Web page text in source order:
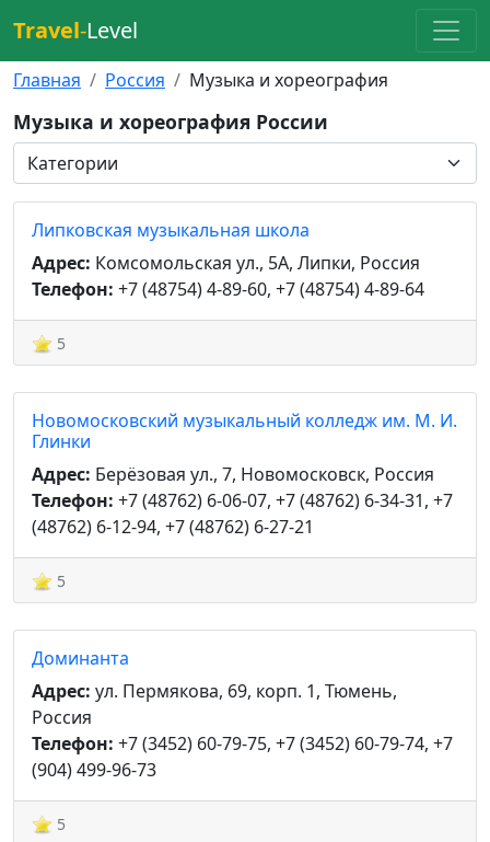
Travel-Level
Главная Россия Музыка и хореография
Музыка и хореография России
Липковская музыкальная школа
Адрес: Комсомольская ул., 5А, Липки, Россия
Телефон: +7 (48754) 4-89-60, +7 (48754) 4-89-64
5
Новомосковский музыкальный колледж им. М. И.
Глинки
Адрес: Берёзовая ул., 7, Новомосковск, Россия
Телефон: +7 (48762) 6-06-07, +7 (48762) 6-34-31, +7
(48762) 6-12-94, +7 (48762) 6-27-21
5
Доминанта
Адрес: ул. Пермякова, 69, корп. 1, Тюмень,
Россия
Телефон: +7 (3452) 60-79-75, +7 (3452) 60-79-74, +7
(904) 499-96-73
5